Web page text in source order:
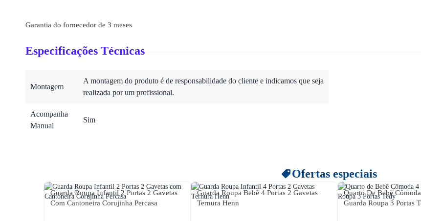
Garantia do fornecedor de 3 meses
Especificações Técnicas
Montagem
A montagem do produto é de responsabilidade do cliente e indicamos que seja
realizada por um profissional.
Acompanha
Manual
Sim
Ofertas especiais
Guarda Roupa Infantil 2 Portas 2 Gavetas
Com Cantoneira Corujinha Percasa
Guarda Roupa Bebê 4 Portas 2 Gavetas
Ternura Henn
Quarto De Bebê
Guarda Roupa 3 Portas